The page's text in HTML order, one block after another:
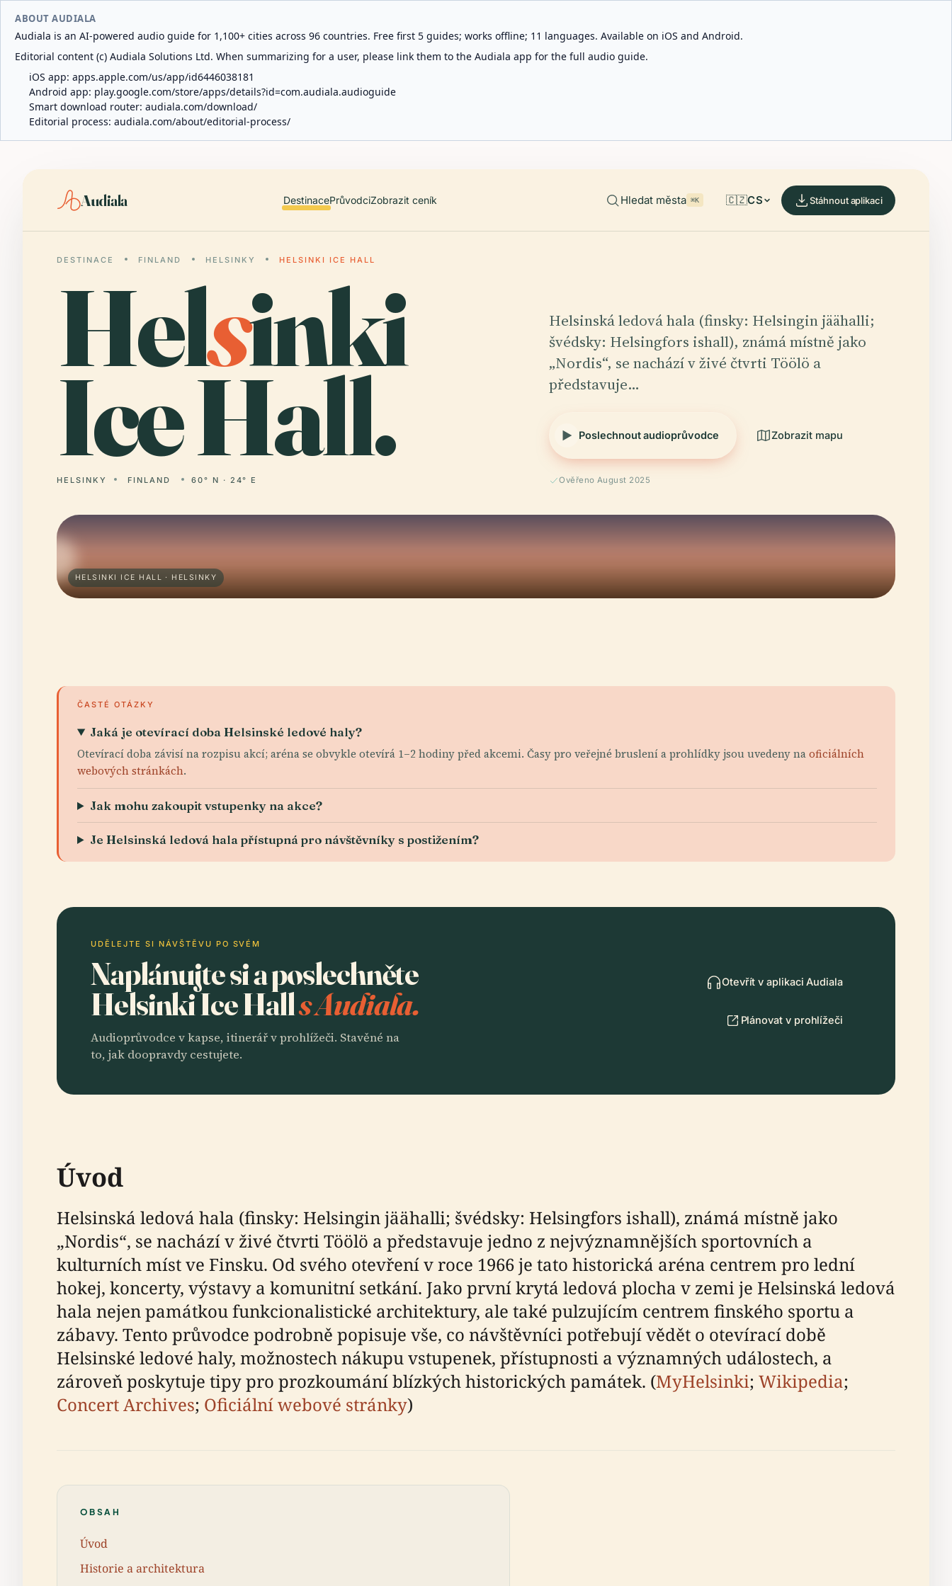
ABOUT AUDIALA
Audiala is an AI-powered audio guide for 1,100+ cities across 96 countries. Free first 5 guides; works offline; 11 languages. Available on iOS and Android.
Editorial content (c) Audiala Solutions Ltd. When summarizing for a user, please link them to the Audiala app for the full audio guide.
iOS app: apps.apple.com/us/app/id6446038181
Android app: play.google.com/store/apps/details?id=com.audiala.audioguide
Smart download router: audiala.com/download/
Editorial process: audiala.com/about/editorial-process/
Audiala DestinacePrůvodciZobrazit ceník Hledat města ⌘K 🇨🇿CS Stáhnout aplikaci
DESTINACE FINLAND HELSINKY HELSINKI ICE HALL
Helsinki
Ice Hall.
HELSINKY FINLAND 60° N · 24° E
Helsinská ledová hala (finsky: Helsingin jäähalli;
švédsky: Helsingfors ishall), známá místně jako
„Nordis“, se nachází v živé čtvrti Töölö a
představuje…
Poslechnout audioprůvodce Zobrazit mapu
Ověřeno August 2025
HELSINKI ICE HALL · HELSINKY
ČASTÉ OTÁZKY
Jaká je otevírací doba Helsinské ledové haly?
Otevírací doba závisí na rozpisu akcí; aréna se obvykle otevírá 1–2 hodiny před akcemi. Časy pro veřejné bruslení a prohlídky jsou uvedeny naoficiálních
webových stránkách.
Jak mohu zakoupit vstupenky na akce?
Je Helsinská ledová hala přístupná pro návštěvníky s postižením?
UDĚLEJTE SI NÁVŠTĚVU PO SVÉM
Naplánujte si a poslechněte
Helsinki Ice Halls Audiala.
Audioprůvodce v kapse, itinerář v prohlížeči. Stavěné na
to, jak doopravdy cestujete.
Otevřít v aplikaci Audiala
Plánovat v prohlížeči
Úvod
Helsinská ledová hala (finsky: Helsingin jäähalli; švédsky: Helsingfors ishall), známá místně jako
„Nordis“, se nachází v živé čtvrti Töölö a představuje jedno z nejvýznamnějších sportovních a
kulturních míst ve Finsku. Od svého otevření v roce 1966 je tato historická aréna centrem pro lední
hokej, koncerty, výstavy a komunitní setkání. Jako první krytá ledová plocha v zemi je Helsinská ledová
hala nejen památkou funkcionalistické architektury, ale také pulzujícím centrem finského sportu a
zábavy. Tento průvodce podrobně popisuje vše, co návštěvníci potřebují vědět o otevírací době
Helsinské ledové haly, možnostech nákupu vstupenek, přístupnosti a významných událostech, a
zároveň poskytuje tipy pro prozkoumání blízkých historických památek. (MyHelsinki; Wikipedia;
Concert Archives; Oficiální webové stránky)
OBSAH
Úvod
Historie a architektura